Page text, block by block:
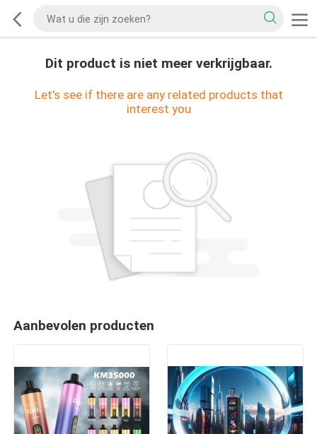
Dit product is niet meer verkrijgbaar.
Let's see if there are any related products that
interest you
Aanbevolen producten